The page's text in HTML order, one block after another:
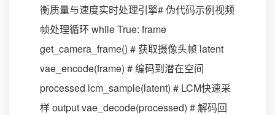
衡质量与速度实时处理引擎# 伪代码示例视频
帧处理循环 while True: frame
get_camera_frame() # 获取摄像头帧 latent
vae_encode(frame) # 编码到潜在空间
processed lcm_sample(latent) # LCM快速采
样 output vae_decode(processed) # 解码回